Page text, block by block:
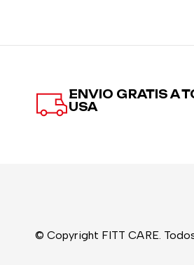
ENVIO GRATIS A
USA
© Copyright FITT CARE.